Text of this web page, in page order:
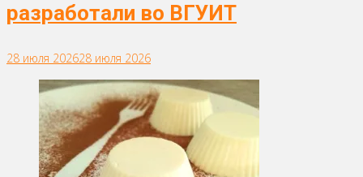
разработали во ВГУИТ
28 июля 202628 июля 2026